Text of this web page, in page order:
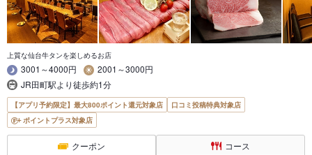
上質な仙台牛タンを楽しめるお店
3001～4000円
2001～3000円
JR田町駅より徒歩約1分
【アプリ予約限定】最大800ポイント還元対象店
口コミ投稿特典対象店
ポイントプラス対象店
クーポン コース